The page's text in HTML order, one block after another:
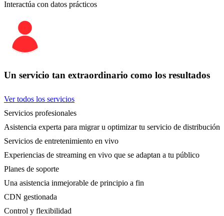
Interactúa con datos prácticos
Un servicio tan extraordinario como los resultados
Ver todos los servicios
Servicios profesionales
Asistencia experta para migrar u optimizar tu servicio de distribución
Servicios de entretenimiento en vivo
Experiencias de streaming en vivo que se adaptan a tu público
Planes de soporte
Una asistencia inmejorable de principio a fin
CDN gestionada
Control y flexibilidad